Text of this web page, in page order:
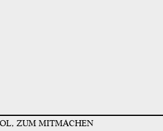
ZUM MITMACHEN